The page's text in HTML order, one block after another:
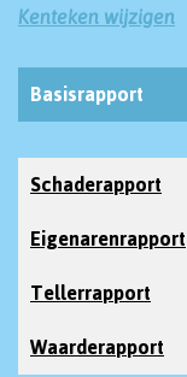
Kenteken wijzigen
Basisrapport
Schaderapport
Eigenarenrapport
Tellerrapport
Waarderapport